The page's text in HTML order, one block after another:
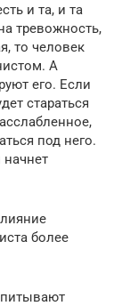
и та, и та
тревожность,
то человек
А
его. Если
стараться
под него.
более